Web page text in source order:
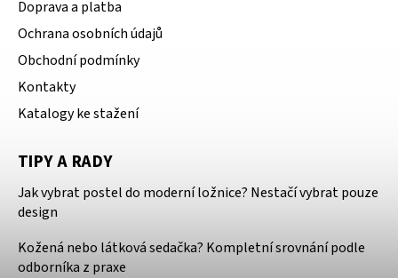
Doprava a platba
Ochrana osobních údajů
Obchodní podmínky
Kontakty
Katalogy ke stažení
TIPY A RADY
Jak vybrat postel do moderní ložnice? Nestačí vybrat pouze
design
Kožená nebo látková sedačka? Kompletní srovnání podle
odborníka z praxe